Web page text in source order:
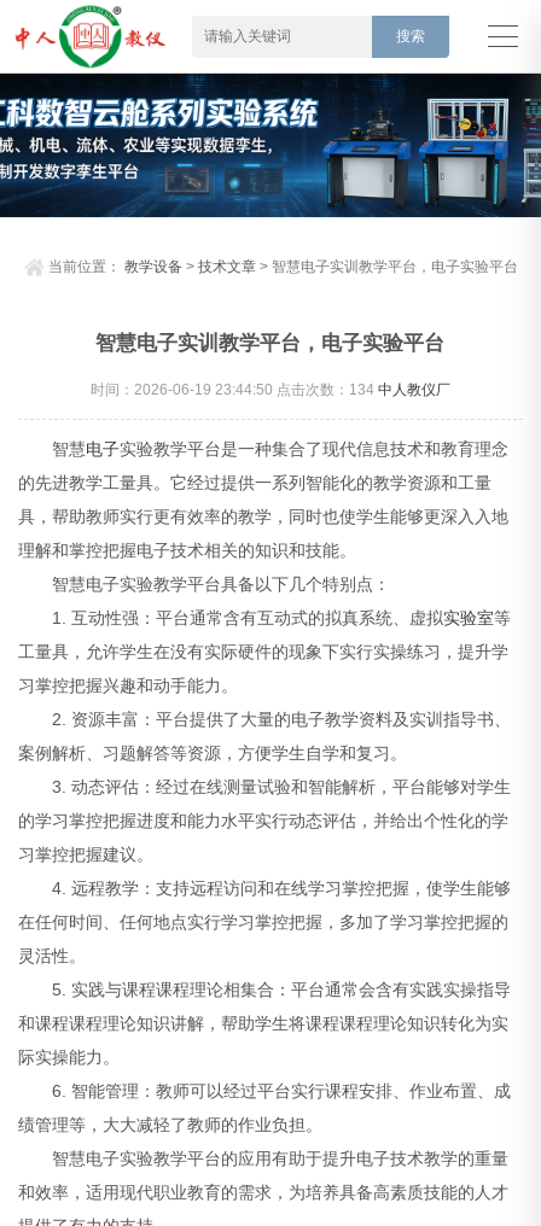
当前位置：教学设备 >技术文章 > 智慧电子实训教学平台，电子实验平台
智慧电子实训教学平台，电子实验平台
时间：2026-06-19 23:44:50 点击次数： 134 中人教仪厂
智慧电子实验教学平台是一种集合了现代信息技术和教育理念
的先进教学工量具。它经过提供一系列智能化的教学资源和工量
具，帮助教师实行更有效率的教学，同时也使学生能够更深入入地
理解和掌控把握电子技术相关的知识和技能。
智慧电子实验教学平台具备以下几个特别点：
1. 互动性强：平台通常含有互动式的拟真系统、虚拟实验室等
工量具，允许学生在没有实际硬件的现象下实行实操练习，提升学
习掌控把握兴趣和动手能力。
2. 资源丰富：平台提供了大量的电子教学资料及实训指导书、
案例解析、习题解答等资源，方便学生自学和复习。
3. 动态评估：经过在线测量试验和智能解析，平台能够对学生
的学习掌控把握进度和能力水平实行动态评估，并给出个性化的学
习掌控把握建议。
4. 远程教学：支持远程访问和在线学习掌控把握，使学生能够
在任何时间、任何地点实行学习掌控把握，多加了学习掌控把握的
灵活性。
5. 实践与课程课程理论相集合：平台通常会含有实践实操指导
和课程课程理论知识讲解，帮助学生将课程课程理论知识转化为实
际实操能力。
6. 智能管理：教师可以经过平台实行课程安排、作业布置、成
绩管理等，大大减轻了教师的作业负担。
智慧电子实验教学平台的应用有助于提升电子技术教学的重量
和效率，适用现代职业教育的需求，为培养具备高素质技能的人才